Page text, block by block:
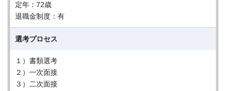
定年：72歳
退職金制度：有
選考プロセス
１）書類選考
２）一次面接
３）二次面接